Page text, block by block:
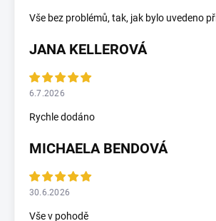
Vše bez problémů, tak, jak bylo uvedeno
JANA KELLEROVÁ
6.7.2026
Rychle dodáno
MICHAELA BENDOVÁ
30.6.2026
Vše v pohodě